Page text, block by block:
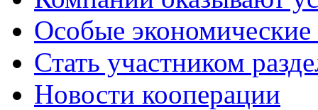
Особые
Стать участником
Новости кооперации